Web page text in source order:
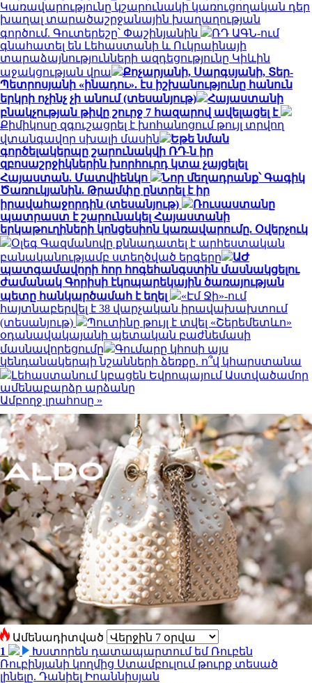
Կառավարությունը կշարունակի կառուցողական դեր
խաղալ տարածաշրջանային խաղաղության
գործում. Գուտերեշը՝ Փաշինյանին
ՌԴ ԱԳՆ-ում
գնահատել են Լեհաստանի և Ուկրաինայի
տարաձայնությունների ազդեցությունը Կիևին
աջակցության վրա
Քոչարյանի, Սարգսյանի, Տեր-
Պետրոսյանի «ինադու». էս իշխանությունը հանուն
երկրի ոչինչ չի անում (տեսանյութ)
Հայաստանի
բնակչության թիվը շուրջ 7 հազարով ավելացել է
Քիմիկոսը զգուշացրել է խոհանոցում թույլ տրվող
վտանգավոր սխալի մասին
Եթե նման
գործելակերպը շարունակվի ՌԴ-ն իր
զբոսաշրջիկներին խորհուրդ կտա չայցելել
Հայաստան. Մատվիենկո
Նոր մեղադրանք՝ Գագիկ
Ծառուկյանին. Թրամփը ընտրել է իր
իրավահաջորդին (տեսանյութ)
Ռուսաստանը
պատրաստ է շարունակել Հայաստանի
երկաթուղիների կոնցեսիոն կառավարումը. Օվերչուկ
Օլեգ Գազմանովը քննադատել է արհեստական
բանականությամբ ստեղծված երգերը
ԱԺ
պատգամավորի հոր հոգեհանգստին մասնակցելու
ժամանակ Գորիսի էկոպարեկային ծառայության
պետը հանկարծամահ է եղել
«Էմ Ջի»-ում
հայտնաբերվել է 38 վարչական իրավախախտում
(տեսանյութ)
Պուտինը թույլ է տվել «Շերեմետևո»
օդանավակայանի պետական բաժնեմասի
մասնավորեցումը
Գումարը կհոսի այս
կենդանակերպի նշանների ձեռքը. ո՞վ կհարստանա
Լեհաստանում կբացեն Եվրոպայում Աստվածամոր
ամենաբարձր արձանը
Ամբողջ լրահոսը »
Ամենադիտված
1
Խստորեն դատապարտում եմ Ռուբեն
Ռուբինյանի կողմից Ստամբուլում թուրք տեսած
լինելը. Դանիել Իոաննիսյան